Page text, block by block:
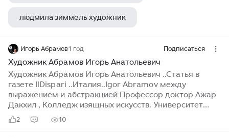
людмила зиммель художник
Игорь Абрамов1 год Подписаться
Художник Абрамов Игорь Анатольевич
Художник Абрамов Игорь Анатольевич ..Статья в
газете IlDispari ..Италия..Igor Abramov между
выражением и абстракцией Профессор доктор Ажар
Дакхил , Колледж изящных искусств. Университет
Альбасра Русский художник (Абрамов Игорь)
представляет собой середину между Востоком и
2 10